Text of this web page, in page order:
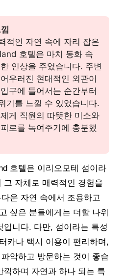
적인 자연 속에 자리 잡은
호텔은 마치 동화 속
인상을 주었습니다. 주변
우러진 현대적인 외관이
구에 들어서는 순간부터
기를 느낄 수 있었습니다.
게 직원의 따뜻한 미소와
로를 녹여주기에 충분했
호텔은 이리오모테 섬이라
그 자체로 매력적인 경험을
운 자연 속에서 조용하고
싶은 분들에게는 더할 나위
입니다. 다만, 섬이라는 특성
카나 택시 이용이 편리하며,
악하고 방문하는 것이 좋습
끽하며 자연과 하나 되는 특